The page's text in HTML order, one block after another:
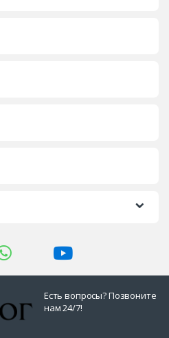
Есть вопросы? Позвоните
нам 24/7!